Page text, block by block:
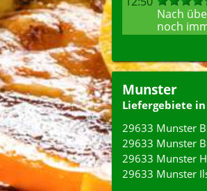
Nach
noch
Munster
Liefergebiete
29633 Munster
29633 Munster
29633 Munster
29633 Munster